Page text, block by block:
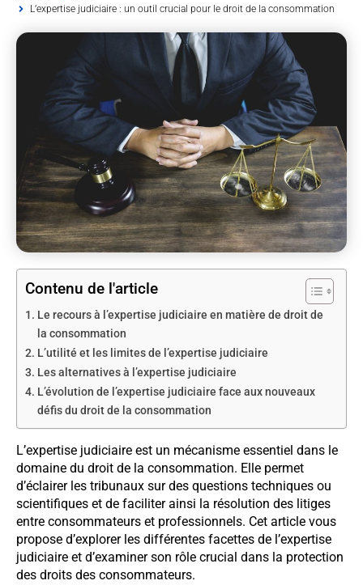
L’expertise judiciaire : un outil crucial pour le droit de la consommation
Contenu de l'article
Le recours à l’expertise judiciaire en matière de droit de
la consommation
L’utilité et les limites de l’expertise judiciaire
Les alternatives à l’expertise judiciaire
L’évolution de l’expertise judiciaire face aux nouveaux
défis du droit de la consommation
L’expertise judiciaire est un mécanisme essentiel dans le
domaine du droit de la consommation. Elle permet
d’éclairer les tribunaux sur des questions techniques ou
scientifiques et de faciliter ainsi la résolution des litiges
entre consommateurs et professionnels. Cet article vous
propose d’explorer les différentes facettes de l’expertise
judiciaire et d’examiner son rôle crucial dans la protection
des droits des consommateurs.